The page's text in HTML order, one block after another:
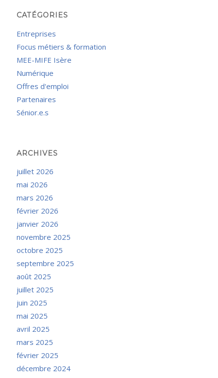
CATÉGORIES
Entreprises
Focus métiers & formation
MEE-MIFE Isère
Numérique
Offres d'emploi
Partenaires
Sénior.e.s
ARCHIVES
juillet 2026
mai 2026
mars 2026
février 2026
janvier 2026
novembre 2025
octobre 2025
septembre 2025
août 2025
juillet 2025
juin 2025
mai 2025
avril 2025
mars 2025
février 2025
décembre 2024